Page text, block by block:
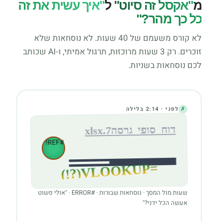
מ"אקסל זה סיוט" ל"איך עשית את זה
כל כך מהר?"
לא קורס משעמם של 40 שעות. לא נוסחאות שלא
זוכרים. רק 3 שעות מרוכזות, תרגול אמיתי, ו-AI שכותב
לכם נוסחאות בשניות.
✗ לפני · 2:14 בלילה
דוח_סופי_גרסה7.xlsx
#REF!
=
VLOOKUP(?!)
שעות מול המסך · נוסחאות שבורות · #ERROR · "אולי פשוט
אעשה הכל ידני?"